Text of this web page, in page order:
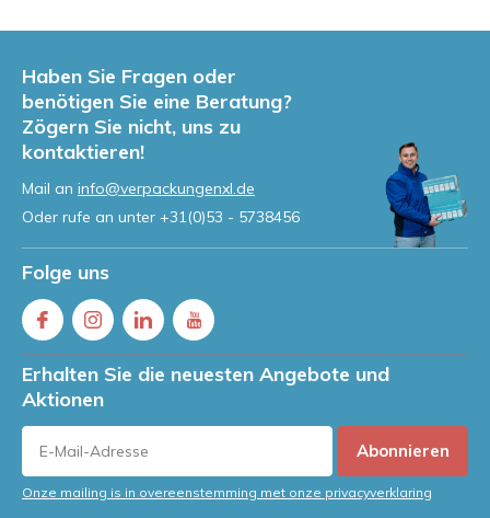
Haben Sie Fragen oder
benötigen Sie eine Beratung?
Zögern Sie nicht, uns zu
kontaktieren!
Mail an info@verpackungenxl.de
Oder rufe an unter +31(0)53 - 5738456
Folge uns
Erhalten Sie die neuesten Angebote und
Aktionen
Abonnieren
Onze mailing is in overeenstemming met onze privacyverklaring